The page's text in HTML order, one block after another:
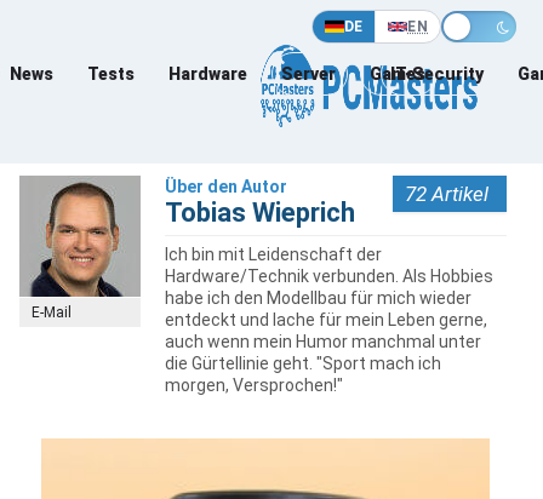
DE EN
News Tests Hardware Server Games
IT-Security
E-Mail
72 Artikel
Über den Autor
Tobias Wieprich
Ich bin mit Leidenschaft der
Hardware/Technik verbunden. Als Hobbies
habe ich den Modellbau für mich wieder
entdeckt und lache für mein Leben gerne,
auch wenn mein Humor manchmal unter
die Gürtellinie geht. "Sport mach ich
morgen, Versprochen!"